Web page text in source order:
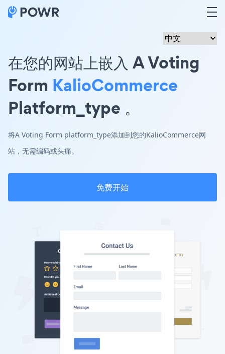
在您的网站上嵌入 A Voting
Form KalioCommerce
Platform_type 。
将A Voting Form platform_type添加到您的KalioCommerce网
站，无需编码或头痛。
免费开始